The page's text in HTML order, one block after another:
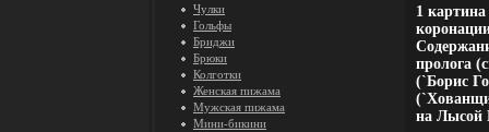
Чулки
Гольфы
Бриджи
Брюки
Колготки
Женская пижама
Мужская пижама
Мини-бикини
1
пролога
(`Борис
на Лысой